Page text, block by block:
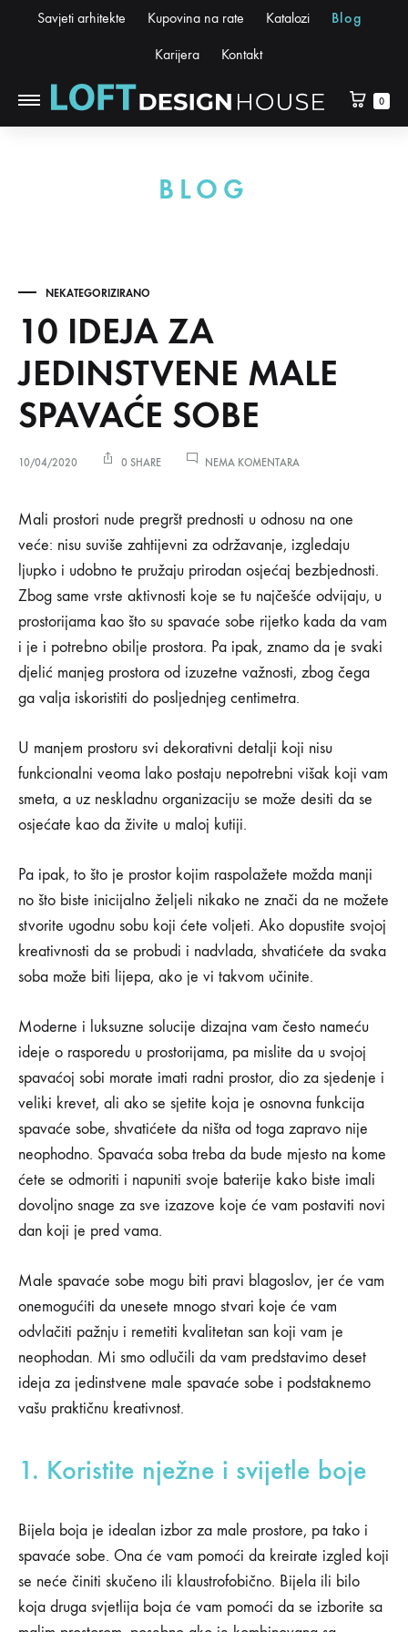
Savjeti arhitekte Kupovina na rate Katalozi Blog
Karijera Kontakt
0
BLOG
NEKATEGORIZIRANO
10 IDEJA ZA
JEDINSTVENE MALE
SPAVAĆE SOBE
10/04/2020 0 SHARE NEMA KOMENTARANA
JEDINSTVENE
MALE
SPAVAĆE
SOBE
10
IDEJA
ZA
JEDINSTVENE
MALE
SPAVAĆE
SOBE
10/04/2020
SHARE
NEMA
KOMENTARA
10
IDEJA
MALE
SOBE
Mali prostori nude pregršt prednosti u odnosu na one
veće: nisu suviše zahtijevni za održavanje, izgledaju
ljupko i udobno te pružaju prirodan osjećaj bezbjednosti.
Zbog same vrste aktivnosti koje se tu najčešće odvijaju, u
prostorijama kao što su spavaće sobe rijetko kada da vam
i je i potrebno obilje prostora. Pa ipak, znamo da je svaki
djelić manjeg prostora od izuzetne važnosti, zbog čega
ga valja iskoristiti do posljednjeg centimetra.
U manjem prostoru svi dekorativni detalji koji nisu
funkcionalni veoma lako postaju nepotrebni višak koji vam
smeta, a uz neskladnu organizaciju se može desiti da se
osjećate kao da živite u maloj kutiji.
Pa ipak, to što je prostor kojim raspolažete možda manji
no što biste inicijalno željeli nikako ne znači da ne možete
stvorite ugodnu sobu koji ćete voljeti. Ako dopustite svojoj
kreativnosti da se probudi i nadvlada, shvatićete da svaka
soba može biti lijepa, ako je vi takvom učinite.
Moderne i luksuzne solucije dizajna vam često nameću
ideje o rasporedu u prostorijama, pa mislite da u svojoj
spavaćoj sobi morate imati radni prostor, dio za sjedenje i
veliki krevet, ali ako se sjetite koja je osnovna funkcija
spavaće sobe, shvatićete da ništa od toga zapravo nije
neophodno. Spavaća soba treba da bude mjesto na kome
ćete se odmoriti i napuniti svoje baterije kako biste imali
dovoljno snage za sve izazove koje će vam postaviti novi
dan koji je pred vama.
Male spavaće sobe mogu biti pravi blagoslov, jer će vam
onemogućiti da unesete mnogo stvari koje će vam
odvlačiti pažnju i remetiti kvalitetan san koji vam je
neophodan. Mi smo odlučili da vam predstavimo deset
ideja za jedinstvene male spavaće sobe i podstaknemo
vašu praktičnu kreativnost.
1. Koristite nježne i svijetle boje
Bijela boja je idealan izbor za male prostore, pa tako i
spavaće sobe. Ona će vam pomoći da kreirate izgled koji
se neće činiti skučeno ili klaustrofobično. Bijela ili bilo
koja druga svjetlija boja će vam pomoći da se izborite sa